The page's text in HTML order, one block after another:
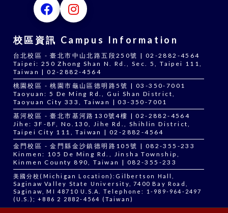
校區資訊 Campus Information
台北校區 - 臺北市中山北路五段250號 | 02-2882-4564
Taipei: 250 Zhong Shan N. Rd., Sec. 5, Taipei 111,
Taiwan | 02-2882-4564
桃園校區 - 桃園市龜山區德明路5號 | 03-350-7001
Taoyuan: 5 De Ming Rd., Gui Shan District,
Taoyuan City 333, Taiwan | 03-350-7001
基河校區 - 臺北市基河路130號4樓 | 02-2882-4564
Jihe: 3F-8F, No.130, Jihe Rd., Shihlin District,
Taipei City 111, Taiwan | 02-2882-4564
金門校區 - 金門縣金沙鎮德明路105號 | 082-355-233
Kinmen: 105 De Ming Rd., Jinsha Township,
Kinmen County 890, Taiwan | 082-355-233
美國分校(Michigan Location):Gilbertson Hall,
Saginaw Valley State University, 7400 Bay Road,
Saginaw, MI 48710 U.S.A. Telephone: 1-989-964-2497
(U.S.); +886 2 2882-4564 (Taiwan)